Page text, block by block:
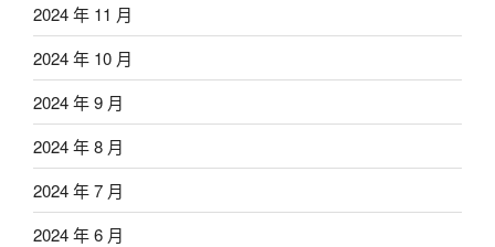
2024 年 11 月
2024 年 10 月
2024 年 9 月
2024 年 8 月
2024 年 7 月
2024 年 6 月